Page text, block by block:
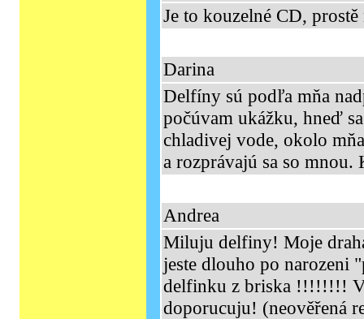
Je to kouzelné CD,
Darina
Delfíny sú podľa mňa
počúvam ukážku, hneď
chladivej vode, okolo
a rozprávajú sa so mnou.
Andrea
Miluju delfiny! Moje
jeste dlouho po narozeni
delfinku z briska !!!!!!!!
doporucuju! (neověřená